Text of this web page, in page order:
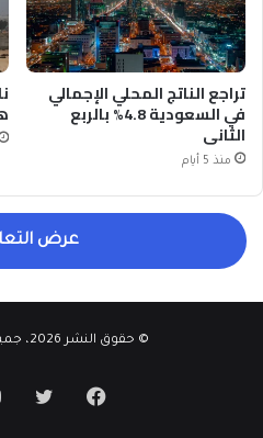
تراجع الناتج المحلي الإجمالي
في السعودية 4.8% بالربع
الثاني
منذ 5 أيام
عرض
© حقوق النشر 2026، جميع الحقوق محفوظة
فيسبوك